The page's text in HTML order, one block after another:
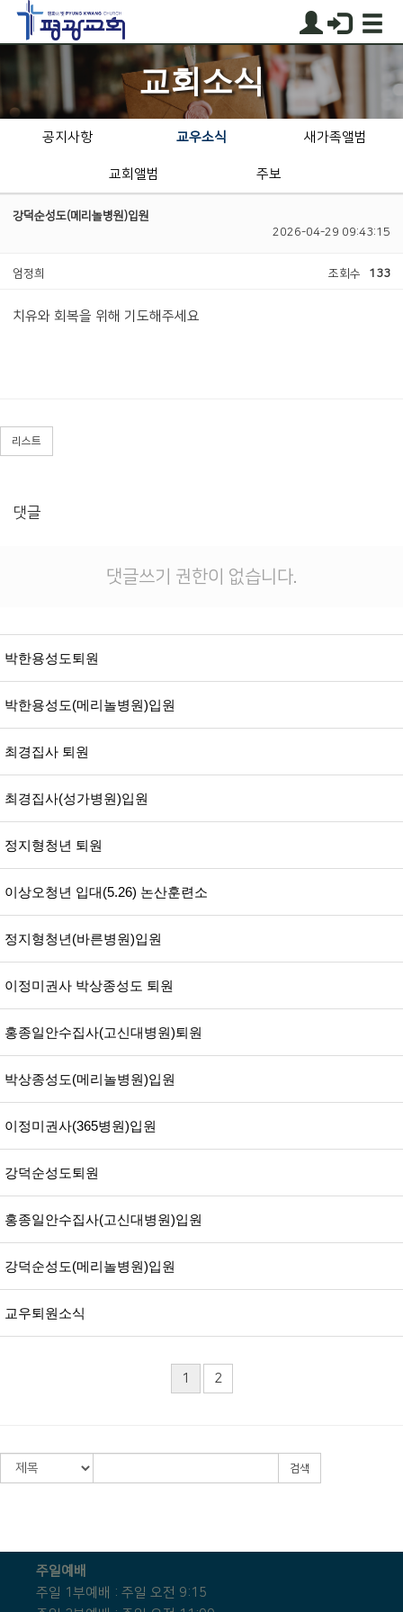
교회소식
공지사항 교우소식 새가족앨범
교회앨범 주보
강덕순성도(메리놀병원)입원
2026-04-29 09:43:15
엄정희 조회수 133
치유와 회복을 위해 기도해주세요
리스트
댓글
댓글쓰기 권한이 없습니다.
박한용성도퇴원
박한용성도(메리놀병원)입원
최경집사 퇴원
최경집사(성가병원)입원
정지형청년 퇴원
이상오청년 입대(5.26) 논산훈련소
정지형청년(바른병원)입원
이정미권사 박상종성도 퇴원
홍종일안수집사(고신대병원)퇴원
박상종성도(메리놀병원)입원
이정미권사(365병원)입원
강덕순성도퇴원
홍종일안수집사(고신대병원)입원
강덕순성도(메리놀병원)입원
교우퇴원소식
1 2
검색
주일예배
주일 1부예배 : 주일 오전 9:15